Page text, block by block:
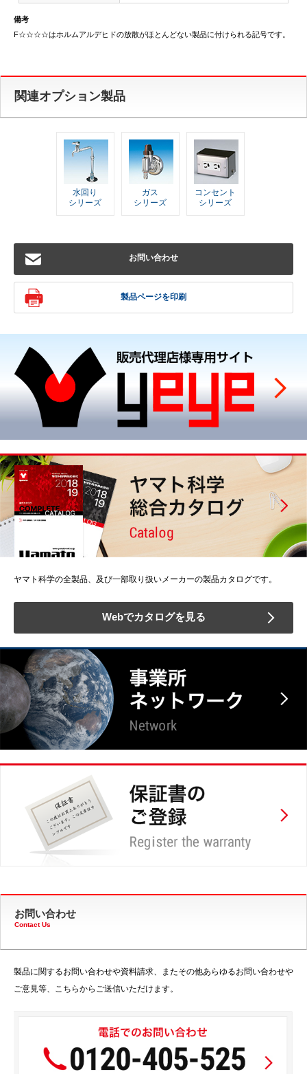
備考
F☆☆☆☆はホルムアルデヒドの放散がほとんどない製品に付けられる記号です。
関連オプション製品
水回り
シリーズ
ガス
シリーズ
コンセント
シリーズ
お問い合わせ
製品ページを印刷
ヤマト科学の全製品、及び一部取り扱いメーカーの製品カタログです。
Webでカタログを見る
お問い合わせ
Contact Us
製品に関するお問い合わせや資料請求、またその他あらゆるお問い合わせや
ご意見等、こちらからご送信いただけます。